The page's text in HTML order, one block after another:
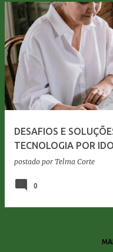
DESAFIOS E
TECNOLOGIA POR
postado por Telma Corte
0